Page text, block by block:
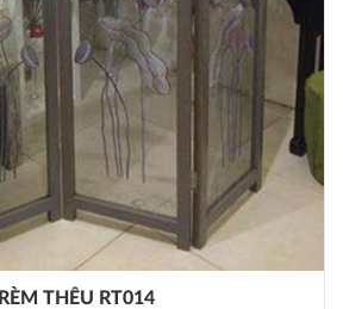
RÈM THÊU RT014